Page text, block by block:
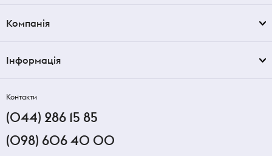
Компанія
Інформація
Контакти
(044) 286 15 85
(098) 606 40 00